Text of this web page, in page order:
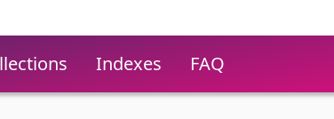
Indexes FAQ